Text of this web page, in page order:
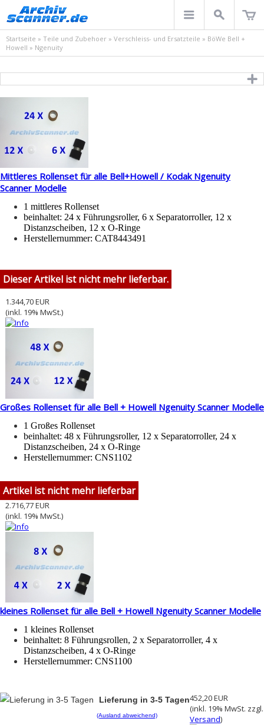
Startseite » Teile und Zubehoer » Verschleiss- und Ersatzteile » BöWe Bell +
Howell » Ngenuity
Mittleres Rollenset für alle Bell+Howell / Kodak Ngenuity
Scanner Modelle
1 mittleres Rollenset
beinhaltet: 24 x Führungsroller, 6 x Separatorroller, 12 x
Distanzscheiben, 12 x O-Ringe
Herstellernummer: CAT8443491
Dieser Artikel ist nicht mehr lieferbar.
1.344,70 EUR
(inkl. 19% MwSt.)
Großes Rollenset für alle Bell + Howell Ngenuity Scanner Modelle
1 Großes Rollenset
beinhaltet: 48 x Führungsroller, 12 x Separatorroller, 24 x
Distanzscheiben, 24 x O-Ringe
Herstellernummer: CNS1102
Artikel ist nicht mehr lieferbar
2.716,77 EUR
(inkl. 19% MwSt.)
kleines Rollenset für alle Bell + Howell Ngenuity Scanner Modelle
1 kleines Rollenset
beinhaltet: 8 Führungsrollen, 2 x Separatorroller, 4 x
Distanzscheiben, 4 x O-Ringe
Herstellernummer: CNS1100
Lieferung in 3-5 Tagen
(Ausland abweichend)
452,20 EUR
(inkl. 19% MwSt. zzgl.
Versand)